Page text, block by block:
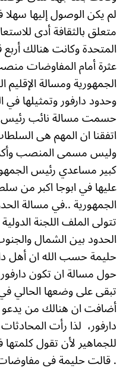
لم يكن الوصول إليها
متعلق بالثقافة أدى
المتحدة وكانت هنالك
عثرة أمام المفاوضات
الجمهورية ومسالة الإقليم
وحدود دارفور وتمثيلها في
حسمت مسالة نائب رئيس
اتفقنا ان المهم هى
وليس مسمى المنصب
كبير مساعدي رئيس
عليها في ابوجا اكبر من
الجمهورية ..في مسالة
تتولى الملف اللجنة
الحدود بين الشمال
حليمة حسب الله ان أهل
حول مسالة ان تكون دارفور
تبقى على وضعها الحالي
أضافت ان هنالك من يدعو
دارفور، لذا رأت
للجماهير لأن تقول
.قالت حليمة في مفاوضات